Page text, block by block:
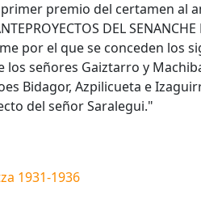
premio del certamen al
DEL
por el que se conceden los
los señores Gaiztarro y
Bidagor, Azpilicueta e
del señor Saralegui."
1931-1936